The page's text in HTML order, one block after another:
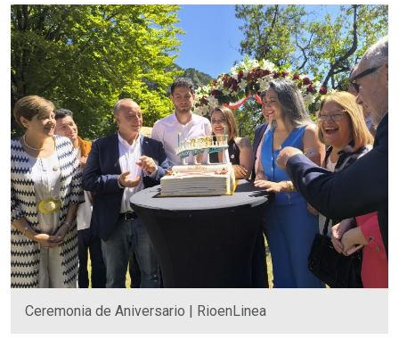
Ceremonia de Aniversario | RioenLinea